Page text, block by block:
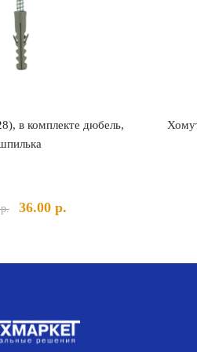
в комплекте дюбель,
р.
Первоначальная
40.00 р..
36.00 р.